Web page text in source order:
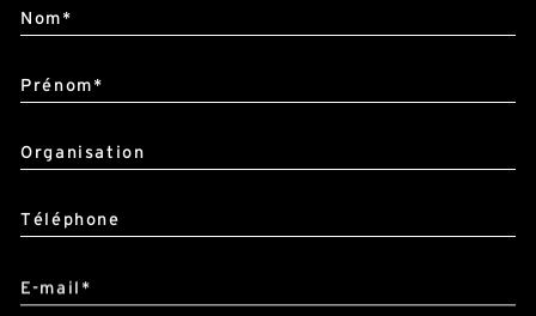
Prénom*
Organisation
Téléphone
E-mail*
Message